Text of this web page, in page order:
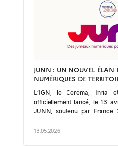
JUNN : UN NOUVEL ÉLAN
NUMÉRIQUES DE
L’IGN, le Cerema, Inria
officiellement lancé, le 13
JUNN, soutenu par France
13.05.2026